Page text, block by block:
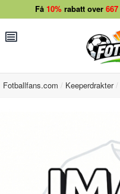
Få 10% rabatt over 667
󰂩
Fotballfans.com Keeperdrakter